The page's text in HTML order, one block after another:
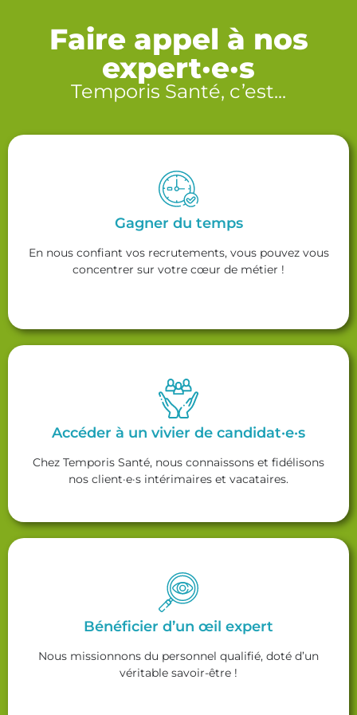
Faire appel à nos
expert·e·s
Temporis Santé, c’est...
Gagner du temps
En nous confiant vos recrutements, vous pouvez vous
concentrer sur votre cœur de métier !
Accéder à un vivier de candidat·e·s
Chez Temporis Santé, nous connaissons et fidélisons
nos client·e·s intérimaires et vacataires.
Bénéficier d’un œil expert
Nous missionnons du personnel qualifié, doté d’un
véritable savoir-être !